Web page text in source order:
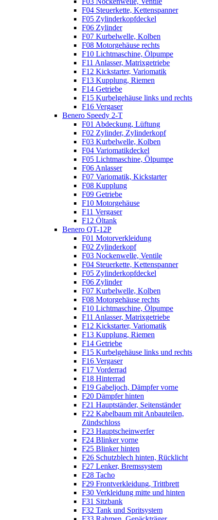
F04 Steuerkette, Kettenspanner
F05 Zylinderkopfdeckel
F06 Zylinder
F07 Kurbelwelle, Kolben
F08 Motorgehäuse rechts
F10 Lichtmaschine, Ölpumpe
F11 Anlasser, Matrixgetriebe
F12 Kickstarter, Variomatik
F13 Kupplung, Riemen
F14 Getriebe
F15 Kurbelgehäuse links und rechts
F16 Vergaser
Benero Speedy 2-T
F01 Abdeckung, Lüftung
F02 Zylinder, Zylinderkopf
F03 Kurbelwelle, Kolben
F04 Variomatikdeckel
F05 Lichtmaschine, Ölpumpe
F06 Anlasser
F07 Variomatik, Kickstarter
F08 Kupplung
F09 Getriebe
F10 Motorgehäuse
F11 Vergaser
F12 Öltank
Benero QT-12P
F01 Motorverkleidung
F02 Zylinderkopf
F03 Nockenwelle, Ventile
F04 Steuerkette, Kettenspanner
F05 Zylinderkopfdeckel
F06 Zylinder
F07 Kurbelwelle, Kolben
F08 Motorgehäuse rechts
F10 Lichtmaschine, Ölpumpe
F11 Anlasser, Matrixgetriebe
F12 Kickstarter, Variomatik
F13 Kupplung, Riemen
F14 Getriebe
F15 Kurbelgehäuse links und rechts
F16 Vergaser
F17 Vorderrad
F18 Hinterrad
F19 Gabeljoch, Dämpfer vorne
F20 Dämpfer hinten
F21 Hauptständer, Seitenständer
F22 Kabelbaum mit Anbauteilen,
Zündschloss
F23 Hauptscheinwerfer
F24 Blinker vorne
F25 Blinker hinten
F26 Schutzblech hinten, Rücklicht
F27 Lenker, Bremssystem
F28 Tacho
F29 Frontverkleidung, Trittbrett
F30 Verkleidung mitte und hinten
F31 Sitzbank
F32 Tank und Spritsystem